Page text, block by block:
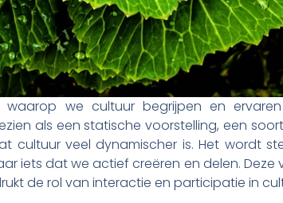
we cultuur begrijpen en ervaren
als een statische voorstelling, een
cultuur veel dynamischer is. Het wordt
iets dat we actief creëren en delen. Deze
de rol van interactie en participatie in